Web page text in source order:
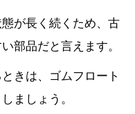
が長く続くため、古
部品だと言えます。
きは、ゴムフロート
ましょう。